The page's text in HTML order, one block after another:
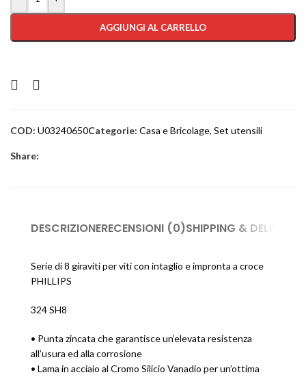
AGGIUNGI AL CARRELLO
COD: U03240650Categorie: Casa e Bricolage, Set utensili
Share:
DESCRIZIONERECENSIONI (0)SHIPPING & DELIVERY
Serie di 8 giraviti per viti con intaglio e impronta a croce
PHILLIPS
324 SH8
• Punta zincata che garantisce un’elevata resistenza
all’usura ed alla corrosione
• Lama in acciaio al Cromo Silicio Vanadio per un’ottima